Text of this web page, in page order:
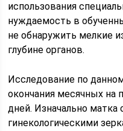
использования
нуждаемость в
не обнаружить мелкие
глубине органов.
Исследование по
окончания месячных на
дней. Изначально матка
гинекологическими